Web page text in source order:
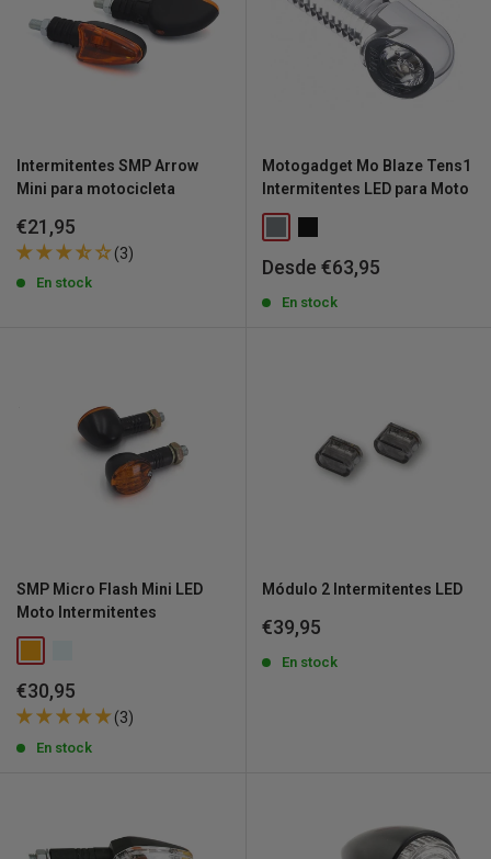
Intermitentes SMP Arrow
Mini para motocicleta
Precio
de
venta
€21,95
(3)
En stock
Motogadget Mo Blaze Tens1
Intermitentes LED para Moto
Precio
venta
Desde €63,95
En stock
SMP Micro Flash Mini LED
Moto Intermitentes
Precio
de
venta
€30,95
(3)
En stock
Módulo 2 Intermitentes LED
Precio
venta
€39,95
En stock